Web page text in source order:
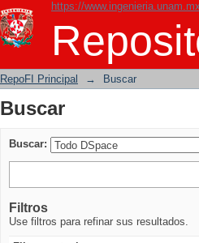
https://www.ingenieria.unam.mx
Buscar
RepoFI Principal → Buscar
Buscar
Buscar:
Filtros
Use filtros para refinar sus resultados.